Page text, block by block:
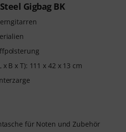
Gigbag BK
B x T): 111 x 42 x 13 cm
für Noten und Zubehör